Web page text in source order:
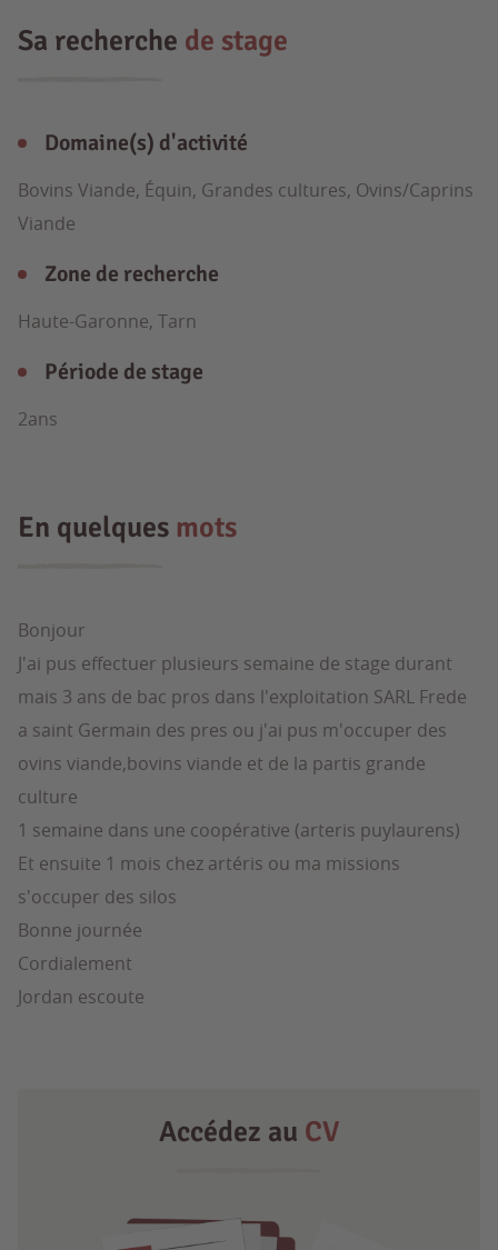
Sa recherche de stage
Domaine(s) d'activité
Bovins Viande, Équin, Grandes cultures, Ovins/Caprins
Viande
Zone de recherche
Haute-Garonne, Tarn
Période de stage
2ans
En quelques mots
Bonjour
J'ai pus effectuer plusieurs semaine de stage durant
mais 3 ans de bac pros dans l'exploitation SARL Frede
a saint Germain des pres ou j'ai pus m'occuper des
ovins viande,bovins viande et de la partis grande
culture
1 semaine dans une coopérative (arteris puylaurens)
Et ensuite 1 mois chez artéris ou ma missions
s'occuper des silos
Bonne journée
Cordialement
Jordan escoute
Accédez au CV